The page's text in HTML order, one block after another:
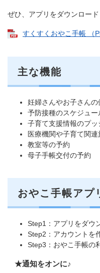
ぜひ、アプリをダウンロー
すくすくおやこ手帳 （
主な機能
妊婦さんやお子さん
予防接種のスケジュ
子育て支援情報のプッ
医療機関や子育て関
教室等の予約
母子手帳交付の予約
おやこ手帳アプ
Step1：アプリをダウ
Step2：アカウントを
Step3：おやこ手帳の
★通知をオンに♪